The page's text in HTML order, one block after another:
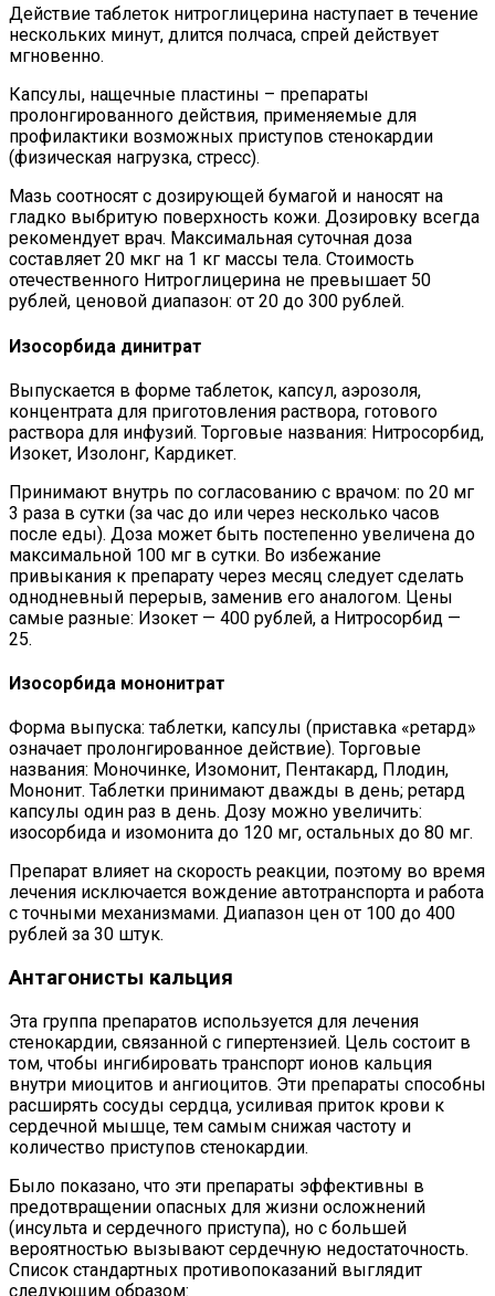
Действие таблеток нитроглицерина наступает в течение
нескольких минут, длится полчаса, спрей действует
мгновенно.
Капсулы, нащечные пластины – препараты
пролонгированного действия, применяемые для
профилактики возможных приступов стенокардии
(физическая нагрузка, стресс).
Мазь соотносят с дозирующей бумагой и наносят на
гладко выбритую поверхность кожи. Дозировку всегда
рекомендует врач. Максимальная суточная доза
составляет 20 мкг на 1 кг массы тела. Стоимость
отечественного Нитроглицерина не превышает 50
рублей, ценовой диапазон: от 20 до 300 рублей.
Изосорбида динитрат
Выпускается в форме таблеток, капсул, аэрозоля,
концентрата для приготовления раствора, готового
раствора для инфузий. Торговые названия: Нитросорбид,
Изокет, Изолонг, Кардикет.
Принимают внутрь по согласованию с врачом: по 20 мг
3 раза в сутки (за час до или через несколько часов
после еды). Доза может быть постепенно увеличена до
максимальной 100 мг в сутки. Во избежание
привыкания к препарату через месяц следует сделать
однодневный перерыв, заменив его аналогом. Цены
самые разные: Изокет — 400 рублей, а Нитросорбид —
25.
Изосорбида мононитрат
Форма выпуска: таблетки, капсулы (приставка «ретард»
означает пролонгированное действие). Торговые
названия: Моночинке, Изомонит, Пентакард, Плодин,
Мононит. Таблетки принимают дважды в день; ретард
капсулы один раз в день. Дозу можно увеличить:
изосорбида и изомонита до 120 мг, остальных до 80 мг.
Препарат влияет на скорость реакции, поэтому во время
лечения исключается вождение автотранспорта и работа
с точными механизмами. Диапазон цен от 100 до 400
рублей за 30 штук.
Антагонисты кальция
Эта группа препаратов используется для лечения
стенокардии, связанной с гипертензией. Цель состоит в
том, чтобы ингибировать транспорт ионов кальция
внутри миоцитов и ангиоцитов. Эти препараты способны
расширять сосуды сердца, усиливая приток крови к
сердечной мышце, тем самым снижая частоту и
количество приступов стенокардии.
Было показано, что эти препараты эффективны в
предотвращении опасных для жизни осложнений
(инсульта и сердечного приступа), но с большей
вероятностью вызывают сердечную недостаточность.
Список стандартных противопоказаний выглядит
следующим образом: